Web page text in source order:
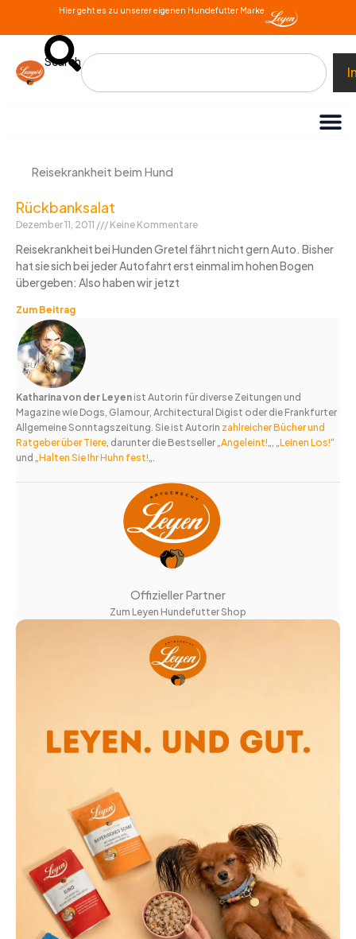
springen
Hier geht es zu unserer eigenen Hundefutter Marke
Search
Reisekrankheit beim Hund
Rückbanksalat
Dezember 11, 2011 Keine Kommentare
Reisekrankheit bei Hunden Gretel fährt nicht gern Auto. Bisher
hat sie sich bei jeder Autofahrt erst einmal im hohen Bogen
übergeben: Also haben wir jetzt
Zum Beitrag
Katharina von der Leyen ist Autorin für diverse Zeitungen und
Magazine wie Dogs, Glamour, Architectural Digist oder die Frankfurter
Allgemeine Sonntagszeitung. Sie ist Autorin zahlreicher Bücher und
Ratgeber über Tiere, darunter die Bestseller „Angeleint!„, „Leinen Los!“
und „Halten Sie Ihr Huhn fest!„.
Offizieller Partner
Zum Leyen Hundefutter Shop